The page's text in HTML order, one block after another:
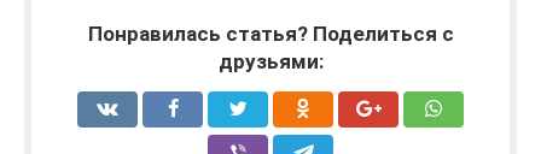
Понравилась статья? Поделиться с
друзьями: